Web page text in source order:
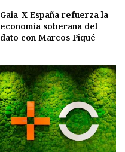
Gaia-X España refuerza la
economía soberana del
dato con Marcos Piqué